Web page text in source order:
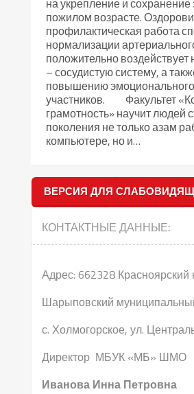
пожилом возрасте.
профилактическая работа
нормализации
положительно воздействует
– сосудистую систему, а
повышению
участников. Факультет
грамотность» научит людей
поколения не только азам
компьютере, но и…
ВЕРСИЯ ДЛЯ
КОНТАКТНЫЕ ДАННЫЕ:
Адрес: 662328 Красноярский
Шарыповский
с. Холмогорское, ул.
Директор МБУК «МБ» ШМО
Иванова Инна Петровна